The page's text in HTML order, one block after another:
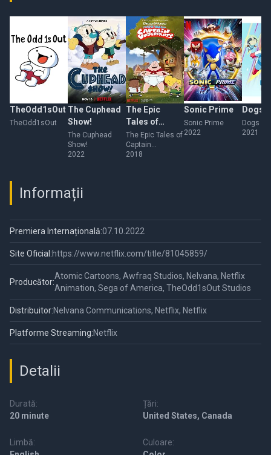
TheOdd1sOut
TheOdd1sOut
The Cuphead
Show!
The Cuphead
Show!
2022
The Epic
Tales of
Captain
Underpants
The Epic Tales of
Captain
Underpants
2018
Sonic Prime
Sonic Prime
2022
Dogs
Dogs in
2021
Informații
Premiera Internațională:07.10.2022
Site Oficial:https://www.netflix.com/title/81045859/
Producător:
Atomic Cartoons, Awfraq Studios, Nelvana, Netflix
Animation, Sega of America, TheOdd1sOut Studios
Distribuitor:Nelvana Communications, Netflix, Netflix
Platforme Streaming:Netflix
Detalii
Durată:
20 minute
Țări:
United States, Canada
Limbă:
Culoare: